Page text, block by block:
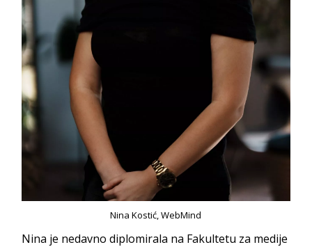
Nina Kostić, WebMind
Nina je nedavno diplomirala na Fakultetu za medije